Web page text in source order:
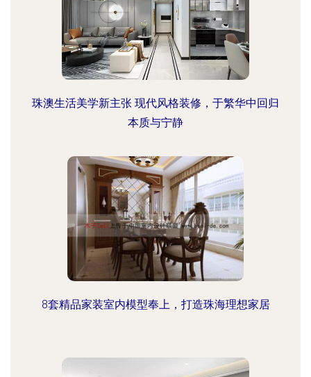
珠澳生活美学新主张 现代风格装修，于繁华中回归
本质与宁静
8套精品家装室内模型奉上，打造珠海理想家居